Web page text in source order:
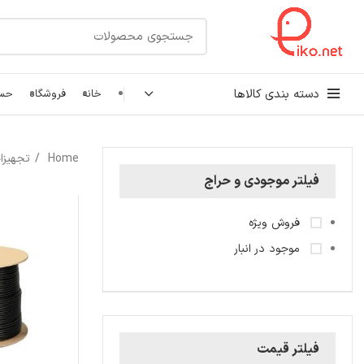
دسته بندی کالاها
کابل شبکه
خانه فروشگاه
فیلتر موجودی و حراج
فروش ویژه
موجود در انبار
فیلتر قیمت
Home